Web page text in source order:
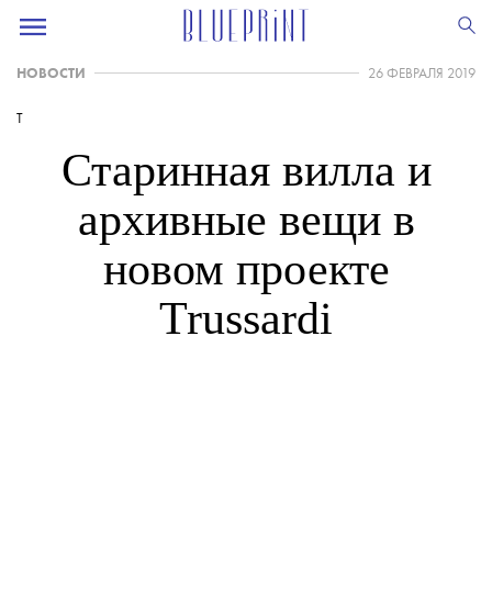
НОВОСТИ 26 ФЕВРАЛЯ 2019
T
Старинная вилла и
архивные вещи в
новом проекте
Trussardi